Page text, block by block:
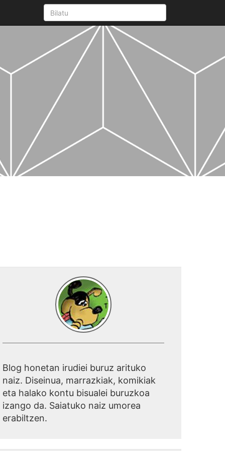
Blog honetan irudiei buruz arituko
naiz. Diseinua, marrazkiak, komikiak
eta halako kontu bisualei buruzkoa
izango da. Saiatuko naiz umorea
erabiltzen.